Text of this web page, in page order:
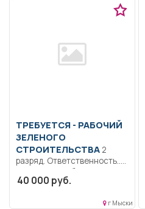
ТРЕБУЕТСЯ - РАБОЧИЙ
ЗЕЛЕНОГО
СТРОИТЕЛЬСТВА
разряд. Ответственность..
Выполняет работы при
закладке зеленых
40 000 руб.
г Мыски